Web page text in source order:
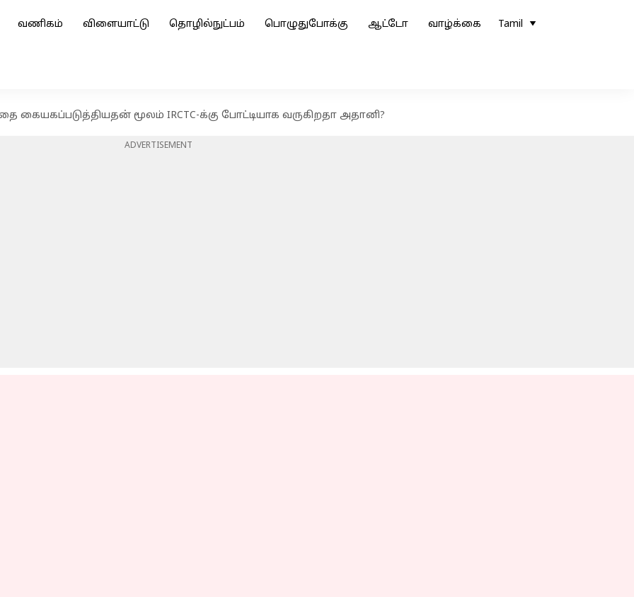
வணிகம் விளையாட்டு தொழில்நுட்பம் பொழுதுபோக்கு ஆட்டோ வாழ்க்கை Tamil
கையகப்படுத்தியதன் மூலம் IRCTC-க்கு போட்டியாக வருகிறதா அதானி?
ADVERTISEMENT